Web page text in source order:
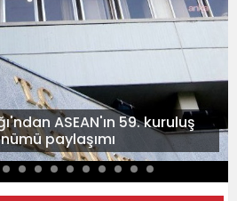
ASEAN'ın 59. kuruluş
paylaşımı